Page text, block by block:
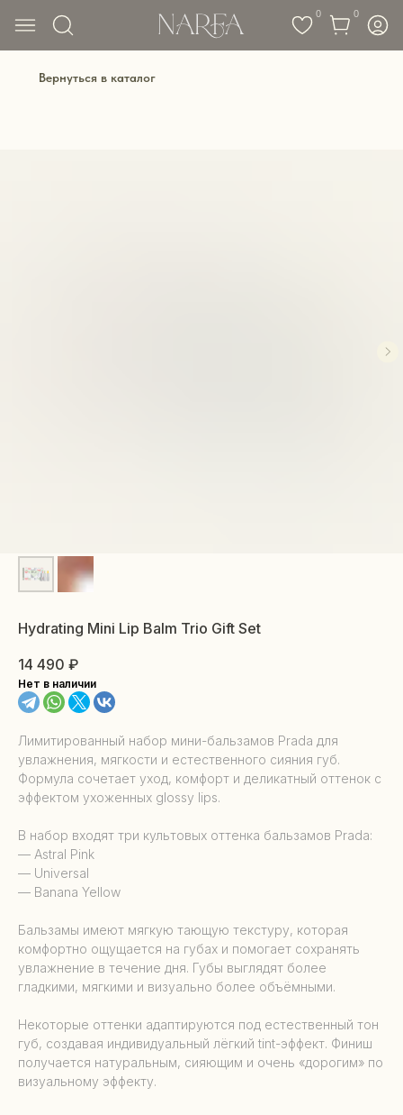
Вернуться в каталог
Hydrating Mini Lip Balm Trio Gift Set
14 490 ₽
Нет в наличии
Лимитированный набор мини-бальзамов Prada для
увлажнения, мягкости и естественного сияния губ.
Формула сочетает уход, комфорт и деликатный оттенок с
эффектом ухоженных glossy lips.
В набор входят три культовых оттенка бальзамов Prada:
— Astral Pink
— Universal
— Banana Yellow
Бальзамы имеют мягкую тающую текстуру, которая
комфортно ощущается на губах и помогает сохранять
увлажнение в течение дня. Губы выглядят более
гладкими, мягкими и визуально более объёмными.
Некоторые оттенки адаптируются под естественный тон
губ, создавая индивидуальный лёгкий tint-эффект. Финиш
получается натуральным, сияющим и очень «дорогим» по
визуальному эффекту.